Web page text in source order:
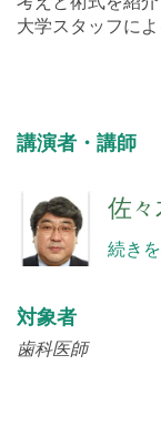
大学スタッフに
講演者・講師
佐
続き
対象者
歯科医師